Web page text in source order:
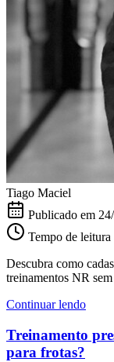
Tiago Maciel
Publicado em
Tempo de
Descubra como
treinamentos NR
Continuar lendo
Treinamento
para frotas?